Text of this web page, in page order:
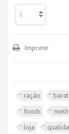
Imprimir
ração
foods
loja